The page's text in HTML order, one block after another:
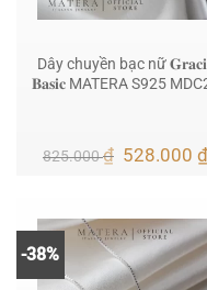
Dây chuyền bạc nữ
𝐁𝐚𝐬𝐢𝐜 MATERA S925
825.000₫ Giá
528.000₫
-38%